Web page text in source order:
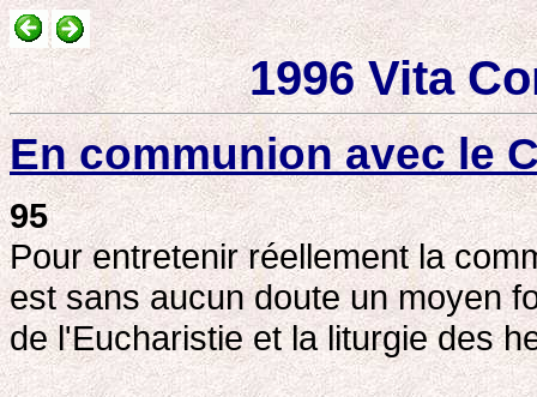
1996 Vita
En communion avec le
95
Pour entretenir réellement la
est sans aucun doute un moyen
de l'Eucharistie et la liturgie des